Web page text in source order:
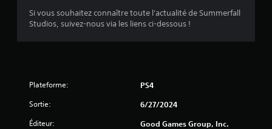
Si vous souhaitez connaître toute l'actualité de Summerfall
Studios, suivez-nous via les liens ci-dessous !
Plateforme: PS4
Sortie: 6/27/2024
Éditeur: Good Games Group, Inc.